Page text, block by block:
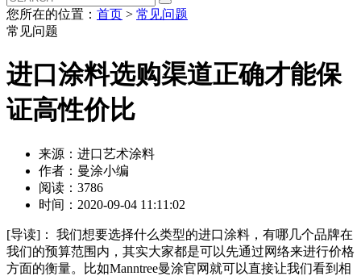
您所在的位置： 首页 > 常见问题
常见问题
进口涂料选购渠道正确才能保
证高性价比
来源：进口艺术涂料
作者：曼涂小编
阅读：3786
时间：2020-09-04 11:11:02
[导读]：
我们想要选择什么类型的进口涂料，有哪几个品牌在
我们的预算范围内，其实大家都是可以先通过网络来进行价格
方面的衡量。比如Manntree曼涂官网就可以直接让我们看到相